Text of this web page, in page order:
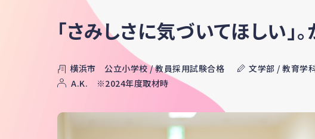
「さみしさに気づいてほしい
横浜市 公立小学校 / 教員採用試験合格
文学部 / 教育学
A.K. ※2024年度取材時